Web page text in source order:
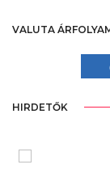
VALUTA
HIRDETŐK